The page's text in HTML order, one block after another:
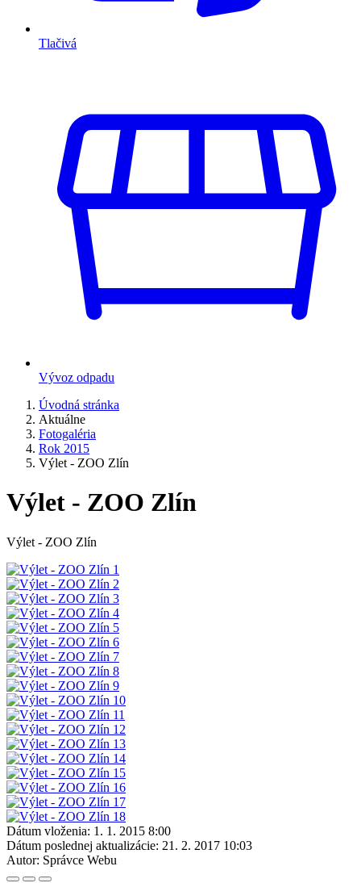
Tlačivá
Vývoz odpadu
Úvodná stránka
Aktuálne
Fotogaléria
Rok 2015
Výlet - ZOO Zlín
Výlet - ZOO Zlín
Výlet - ZOO Zlín
Dátum vloženia: 1. 1. 2015 8:00
Dátum poslednej aktualizácie: 21. 2. 2017 10:03
Autor: Správce Webu